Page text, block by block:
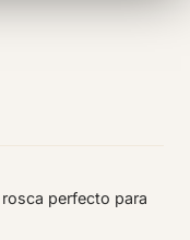
perfecto para